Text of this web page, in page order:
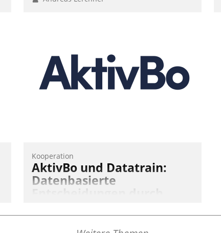
Kooperation
AktivBo und Datatrain:
Datenbasierte
Mieterbefragungen